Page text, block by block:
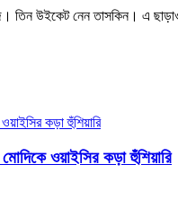
তিন উইকেট নেন তাসকিন। এ
ওয়াইসির কড়া হুঁশিয়ারি